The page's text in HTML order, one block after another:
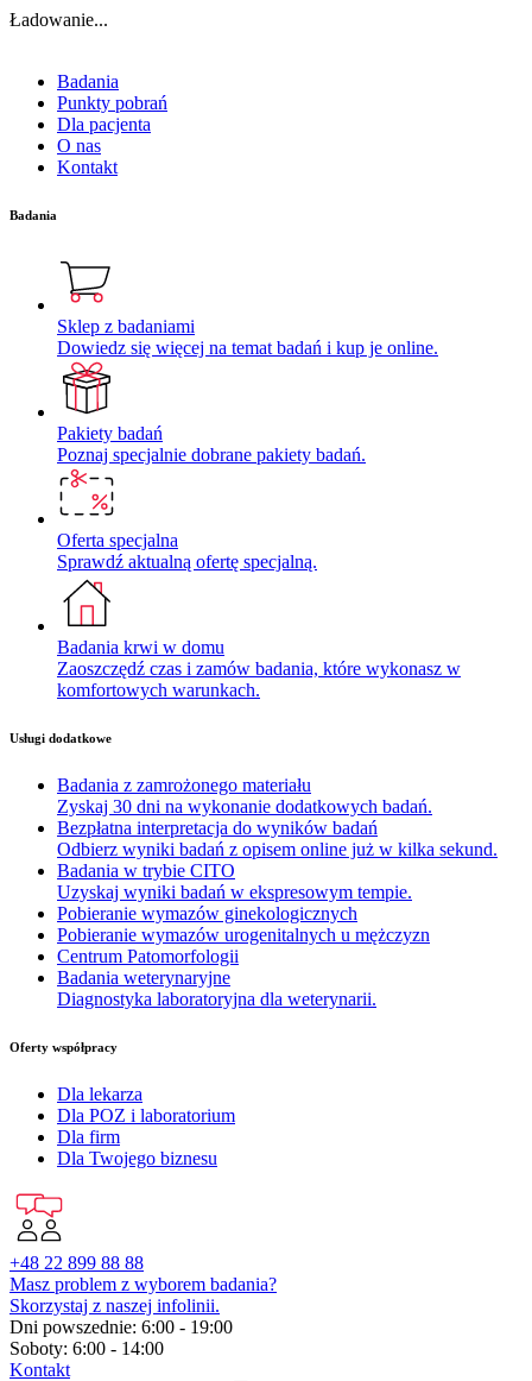
Ładowanie...
Badania
Punkty pobrań
Dla pacjenta
O nas
Kontakt
Badania
Sklep z badaniami
Dowiedz się więcej na temat badań i kup je online.
Pakiety badań
Poznaj specjalnie dobrane pakiety badań.
Oferta specjalna
Sprawdź aktualną ofertę specjalną.
Badania krwi w domu
Zaoszczędź czas i zamów badania, które wykonasz w
komfortowych warunkach.
Usługi dodatkowe
Badania z zamrożonego materiału
Zyskaj 30 dni na wykonanie dodatkowych badań.
Bezpłatna interpretacja do wyników badań
Odbierz wyniki badań z opisem online już w kilka sekund.
Badania w trybie CITO
Uzyskaj wyniki badań w ekspresowym tempie.
Pobieranie wymazów ginekologicznych
Pobieranie wymazów urogenitalnych u mężczyzn
Centrum Patomorfologii
Badania weterynaryjne
Diagnostyka laboratoryjna dla weterynarii.
Oferty współpracy
Dla lekarza
Dla POZ i laboratorium
Dla firm
Dla Twojego biznesu
+48 22 899 88 88
Masz problem z wyborem badania?
Skorzystaj z naszej infolinii.
Dni powszednie: 6:00 - 19:00
Soboty: 6:00 - 14:00
Kontakt